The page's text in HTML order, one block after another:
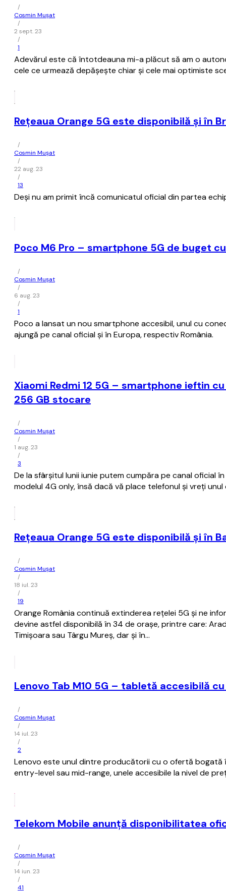
/
Cosmin Mușat
/
2 sept. 23
/
1
Adevărul este că întotdeauna mi-a plăcut să am o
cele ce urmează depăşeşte chiar şi cele mai optimiste
Reţeaua Orange 5G este disponibilă şi în
/
Cosmin Mușat
/
22 aug. 23
/
13
Deşi nu am primit încă comunicatul oficial din partea
Poco M6 Pro – smartphone 5G de buget
/
Cosmin Mușat
/
6 aug. 23
/
1
Poco a lansat un nou smartphone accesibil, unul cu
ajungă pe canal oficial şi în Europa, respectiv România.
Xiaomi Redmi 12 5G – smartphone ieftin
256 GB stocare
/
Cosmin Mușat
/
1 aug. 23
/
3
De la sfârşitul lunii iunie putem cumpăra pe canal oficial
modelul 4G only, însă dacă vă place telefonul şi vreţi
Reţeaua Orange 5G este disponibilă şi în
/
Cosmin Mușat
/
18 iul. 23
/
19
Orange România continuă extinderea reţelei 5G şi ne
devine astfel disponibilă în 34 de oraşe, printre care:
Timișoara sau Târgu Mureș, dar și în…
Lenovo Tab M10 5G – tabletă accesibilă
/
Cosmin Mușat
/
14 iul. 23
/
2
Lenovo este unul dintre producătorii cu o ofertă bogată
entry-level sau mid-range, unele accesibile la nivel de
Telekom Mobile anunţă disponibilitatea
/
Cosmin Mușat
/
14 iun. 23
/
41